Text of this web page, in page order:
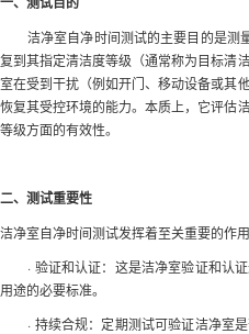
洁净室自净时间测试的主要目的是测
复到其指定清洁度等级（通常称为目标清
室在受到干扰（例如开门、移动设备或其
恢复其受控环境的能力。本质上，它评估
等级方面的有效性。
二、测试重要性
洁净室自净时间测试发挥着至关重要的作用
· 验证和认证：这是洁净室验证和认证
用途的必要标准。
· 持续合规：定期测试可验证洁净室